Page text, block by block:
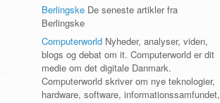
Berlingske De seneste artikler fra
Berlingske
Computerworld Nyheder, analyser, viden,
blogs og debat om it. Computerworld er dit
medie om det digitale Danmark.
Computerworld skriver om nye teknologier,
hardware, software, informationssamfundet,